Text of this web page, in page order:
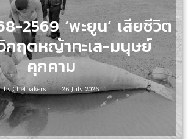
2569 ‘พะยูน’ เสียชีวิต
กฤตหญ้าทะเล-มนุษย์
คุกคาม
byChetbakers 26 July 2026